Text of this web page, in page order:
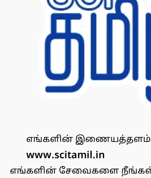
எங்களின் இணையத்தளம்
www.scitamil.in
எங்களின் சேவைகளை